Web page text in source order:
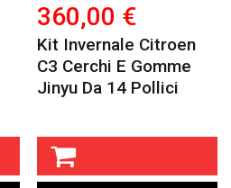
360,00 €
Kit Invernale Citroen
C3 Cerchi E Gomme
Jinyu Da 14 Pollici